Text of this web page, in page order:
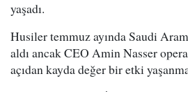
yaşadı.
Husiler temmuz ayında Saudi
aldı ancak CEO Amin Nasser
açıdan kayda değer bir etki